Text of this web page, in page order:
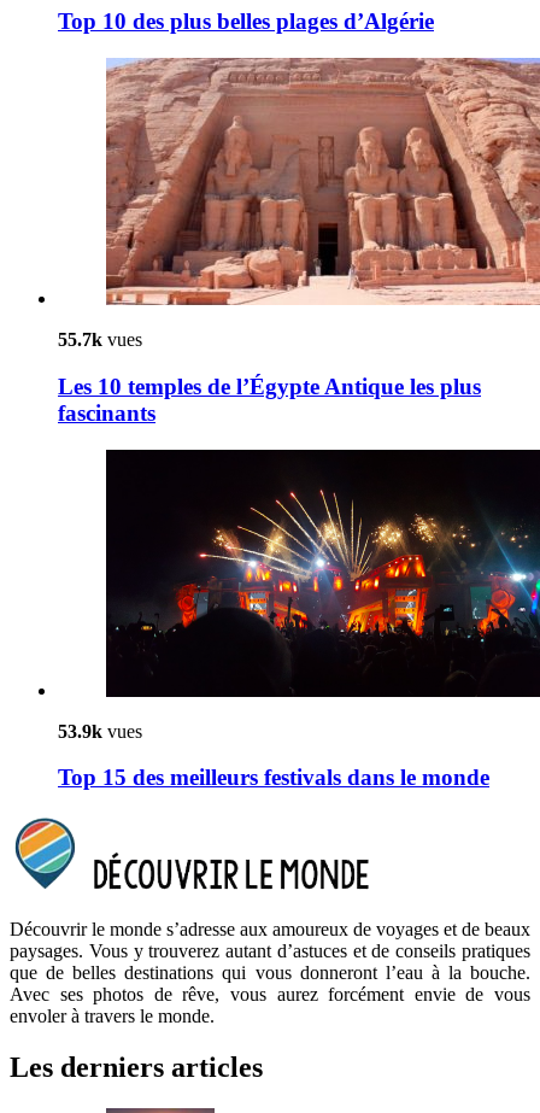
Top 10 des plus belles plages d’Algérie
55.7k vues
Les 10 temples de l’Égypte Antique les plus
fascinants
53.9k vues
Top 15 des meilleurs festivals dans le monde
Découvrir le monde s’adresse aux amoureux de voyages et de beaux
paysages. Vous y trouverez autant d’astuces et de conseils pratiques
que de belles destinations qui vous donneront l’eau à la bouche.
Avec ses photos de rêve, vous aurez forcément envie de vous
envoler à travers le monde.
Les derniers articles